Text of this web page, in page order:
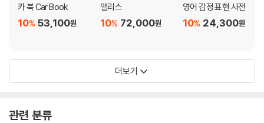
카 북 Car Book
53,100원
10%
앨리스
72,000원
10%
영어 감정 표현 사전
24,300원
10%
더보기
관련 분류